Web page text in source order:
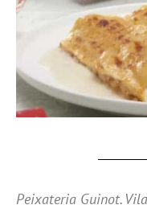
Peixateria Guinot.